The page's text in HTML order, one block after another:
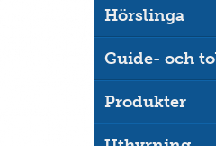
Hörslinga
Guide- och
Produkter